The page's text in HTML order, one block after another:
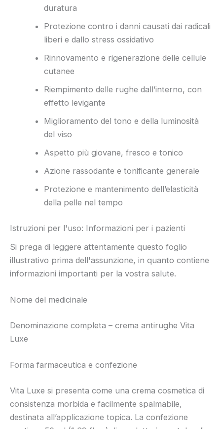
duratura
Protezione contro i danni causati dai radicali
liberi e dallo stress ossidativo
Rinnovamento e rigenerazione delle cellule
cutanee
Riempimento delle rughe dall’interno, con
effetto levigante
Miglioramento del tono e della luminosità
del viso
Aspetto più giovane, fresco e tonico
Azione rassodante e tonificante generale
Protezione e mantenimento dell’elasticità
della pelle nel tempo
Istruzioni per l'uso: Informazioni per i pazienti
Si prega di leggere attentamente questo foglio
illustrativo prima dell'assunzione, in quanto contiene
informazioni importanti per la vostra salute.
Nome del medicinale
Denominazione completa – crema antirughe Vita
Luxe
Forma farmaceutica e confezione
Vita Luxe si presenta come una crema cosmetica di
consistenza morbida e facilmente spalmabile,
destinata all’applicazione topica. La confezione